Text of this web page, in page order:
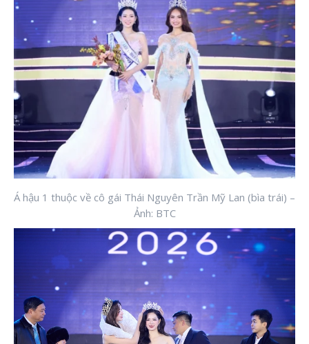
Á hậu 1 thuộc về cô gái Thái Nguyên Trần Mỹ Lan (bìa trái) –
Ảnh: BTC